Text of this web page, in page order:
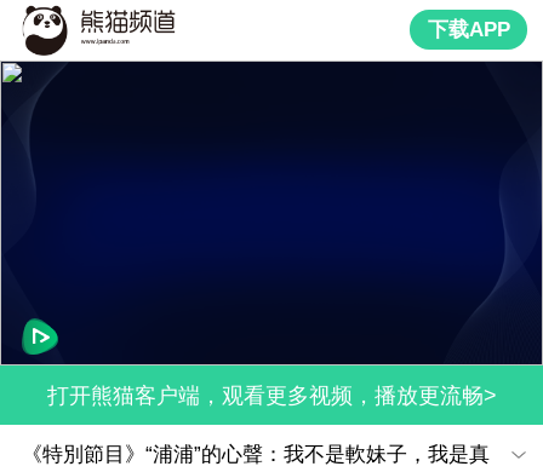
下载APP
打开熊猫客户端，观看更多视频，播放更流畅>
《特別節目》“浦浦”的心聲：我不是軟妹子，我是真